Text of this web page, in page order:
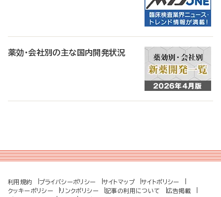
薬効・会社別の主な国内開発状況
利用規約 プライバシーポリシー サイトマップ
サイトポリシー
クッキーポリシー
リンクポリシー 記事の利用について
広告掲載